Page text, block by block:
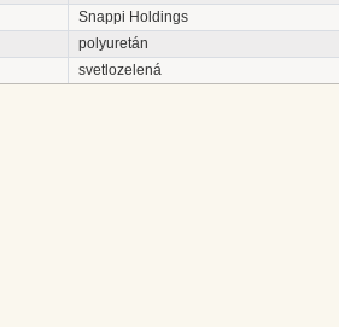
Snappi Holdings
polyuretán
svetlozelená